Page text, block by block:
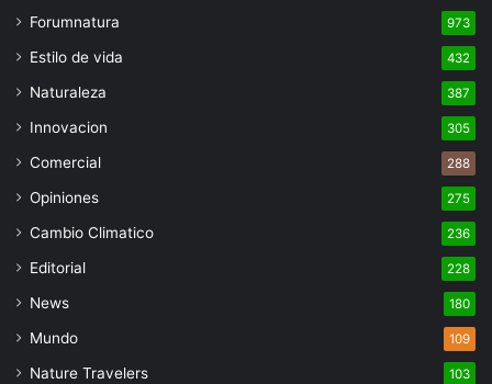
Forumnatura 973
Estilo de vida 432
Naturaleza 387
Innovacion 305
Comercial 288
Opiniones 275
Cambio Climatico 236
Editorial 228
News 180
Mundo 109
Nature Travelers 103